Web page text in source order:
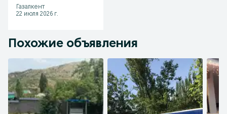
Газалкент
22 июля 2026 г.
Похожие объявления